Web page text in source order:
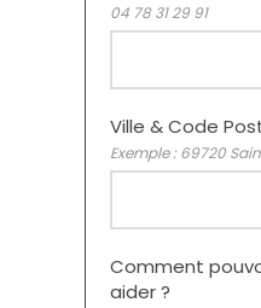
04 78 31 29 91
Ville & Code
Exemple : 69720
Comment
aider ?